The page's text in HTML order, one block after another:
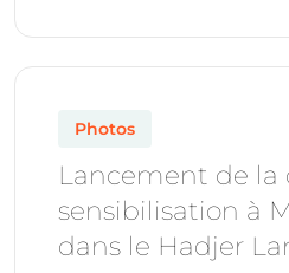
Photos
Lancement de
sensibilisation à
dans le Hadjer